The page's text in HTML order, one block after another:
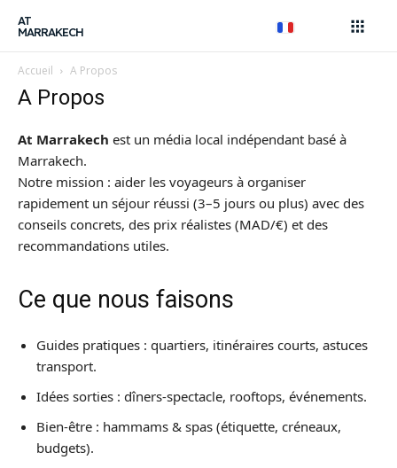
Recherche
AtMarrakech, votre guide
local.
Bons Plans & Conseils Locaux
Restaurant, article...
Découverte
Sortie et spectacle
Restaurants
Hébergement
AT
MARRAKECH
Accueil A Propos
A Propos
At Marrakech est un média local indépendant basé à
Marrakech.
Notre mission : aider les voyageurs à organiser
rapidement un séjour réussi (3–5 jours ou plus) avec des
conseils concrets, des prix réalistes (MAD/€) et des
recommandations utiles.
Ce que nous faisons
Guides pratiques : quartiers, itinéraires courts, astuces
transport.
Idées sorties : dîners-spectacle, rooftops, événements.
Bien-être : hammams & spas (étiquette, créneaux,
budgets).